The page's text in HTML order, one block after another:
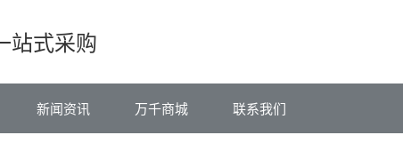
站式采购
新闻资讯 万千商城 联系我们